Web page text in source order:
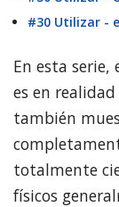
En esta serie,
es en
también
totalmente
físicos
#30 Utilizar -